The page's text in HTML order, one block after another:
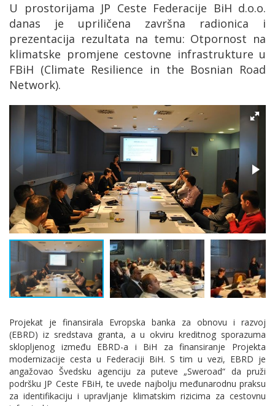
U prostorijama JP Ceste Federacije BiH d.o.o.
danas je upriličena završna radionica i
prezentacija rezultata na temu: Otpornost na
klimatske promjene cestovne infrastrukture u
FBiH (Climate Resilience in the Bosnian Road
Network).
Projekat je finansirala Evropska banka za obnovu i razvoj
(EBRD) iz sredstava granta, a u okviru kreditnog sporazuma
sklopljenog između EBRD-a i BiH za finansiranje Projekta
modernizacije cesta u Federaciji BiH. S tim u vezi, EBRD je
angažovao Švedsku agenciju za puteve „Sweroad“ da pruži
podršku JP Ceste FBiH, te uvede najbolju međunarodnu praksu
za identifikaciju i upravljanje klimatskim rizicima za cestovnu